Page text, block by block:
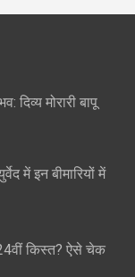
दिव्य मोरारी बापू
में इन बीमारियों में
किस्त? ऐसे चेक